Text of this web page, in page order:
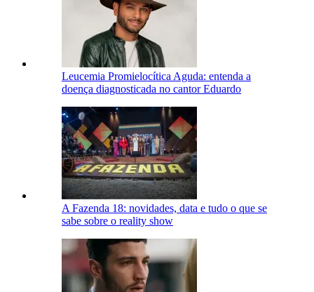
Leucemia Promielocítica Aguda: entenda a
doença diagnosticada no cantor Eduardo
A Fazenda 18: novidades, data e tudo o que se
sabe sobre o reality show